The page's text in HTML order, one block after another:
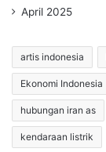
April 2025
artis indonesia
Ekonomi Indonesia
hubungan iran as
kendaraan listrik